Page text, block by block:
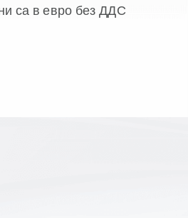
са в евро без ДДС